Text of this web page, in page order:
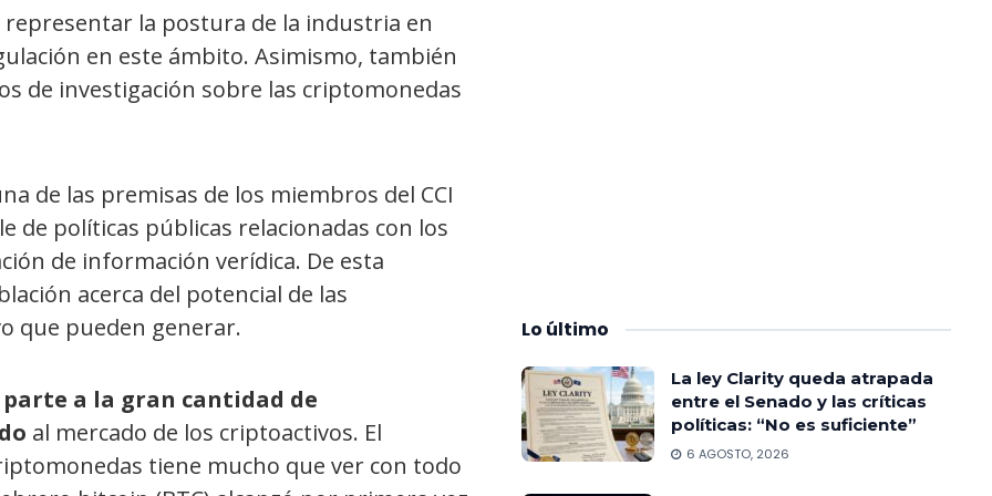
la postura de la industria en
en este ámbito. Asimismo, también
de investigación sobre las criptomonedas
de las premisas de los miembros del CCI
de políticas públicas relacionadas con los
de información verídica. De esta
acerca del potencial de las
que pueden generar.
parte a la gran cantidad de
al mercado de los criptoactivos. El
tiene mucho que ver con todo
Lo último
La ley Clarity queda atrapada
entre el Senado y las críticas
políticas: “No es suficiente”
6 AGOSTO, 2026